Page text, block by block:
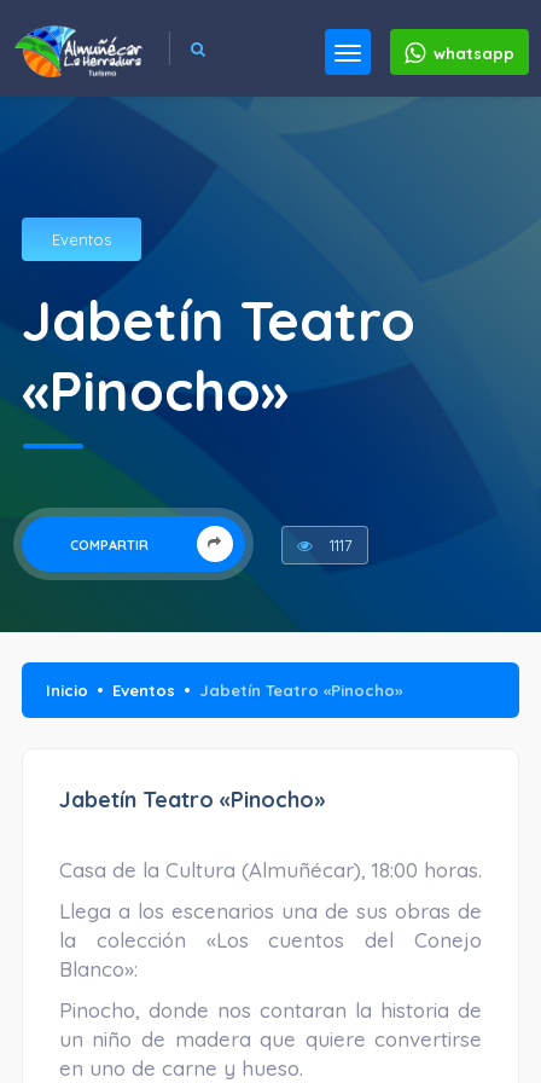
whatsapp
Eventos
Jabetín Teatro
«Pinocho»
COMPARTIR 1117
Inicio Eventos Jabetín Teatro «Pinocho»
Jabetín Teatro «Pinocho»
Casa de la Cultura (Almuñécar), 18:00 horas.
Llega a los escenarios una de sus obras de
la colección «Los cuentos del Conejo
Blanco»:
Pinocho, donde nos contaran la historia de
un niño de madera que quiere convertirse
en uno de carne y hueso.